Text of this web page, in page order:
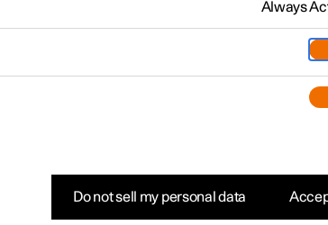
Always
Do not sell my personal data